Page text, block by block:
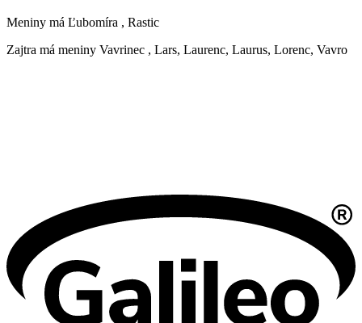
Meniny má Ľubomíra , Rastic
Zajtra má meniny Vavrinec , Lars, Laurenc, Laurus, Lorenc, Vavro